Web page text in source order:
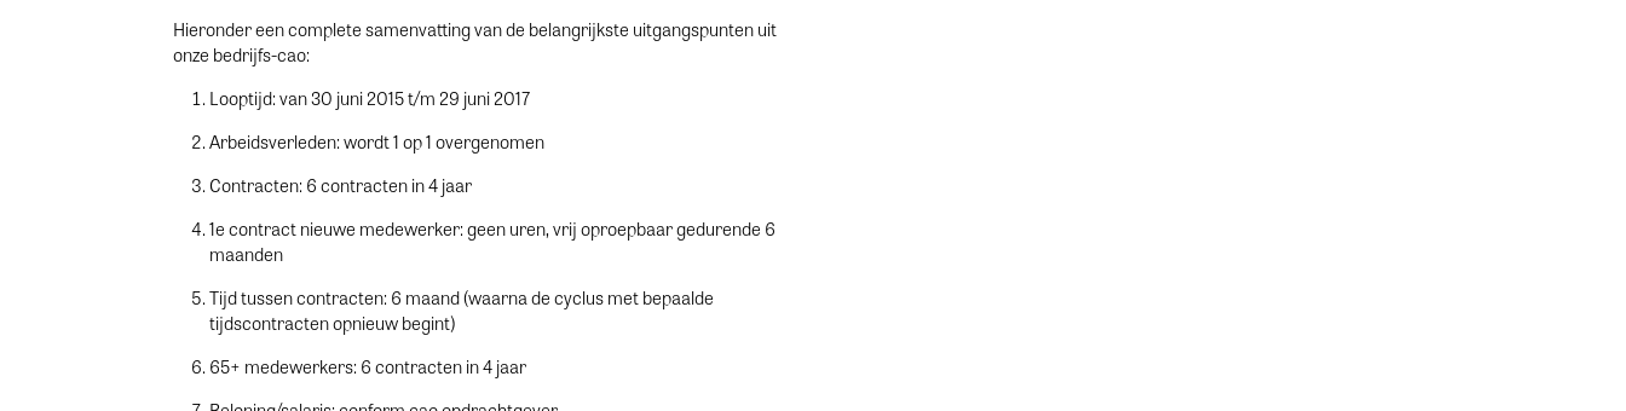
Hieronder een complete samenvatting van de belangrijkste uitgangspunten uit
onze bedrijfs-cao:
Looptijd: van 30 juni 2015 t/m 29 juni 2017
Arbeidsverleden: wordt 1 op 1 overgenomen
Contracten: 6 contracten in 4 jaar
1e contract nieuwe medewerker: geen uren, vrij oproepbaar gedurende 6
maanden
Tijd tussen contracten: 6 maand (waarna de cyclus met bepaalde
tijdscontracten opnieuw begint)
65+ medewerkers: 6 contracten in 4 jaar